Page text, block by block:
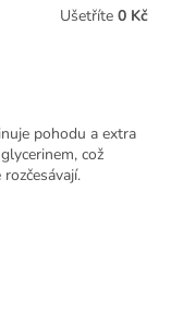
Ušetříte 0 Kč
pohodu a extra
což